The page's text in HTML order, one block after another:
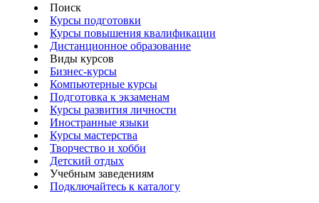
Поиск
Курсы подготовки
Курсы повышения квалификации
Дистанционное образование
Виды курсов
Бизнес-курсы
Компьютерные курсы
Подготовка к экзаменам
Курсы развития личности
Иностранные языки
Курсы мастерства
Творчество и хобби
Детский отдых
Учебным заведениям
Подключайтесь к каталогу